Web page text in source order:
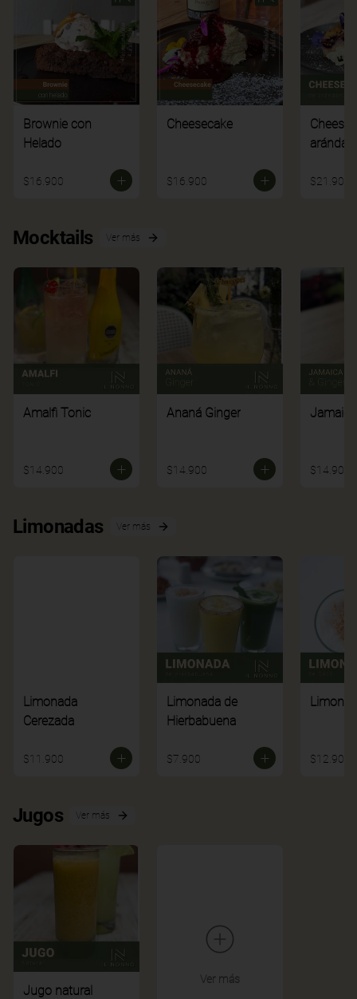
Brownie con
Helado
$16.900
Cheesecake
$16.900 $21.900
Mocktails Ver más
Amalfi Tonic
$14.900
Ananá Ginger
$14.900 $14.900
Limonadas Ver más
Limonada
Cerezada
$11.900
Limonada de
Hierbabuena
$7.900 $12.900
Jugos Ver más
Jugo natural
Ver más